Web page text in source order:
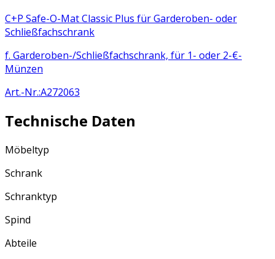
C+P Safe-O-Mat Classic Plus für Garderoben- oder
Schließfachschrank
f. Garderoben-/Schließfachschrank, für 1- oder 2-€-
Münzen
Art.-Nr.:A272063
Technische Daten
Möbeltyp
Schrank
Schranktyp
Spind
Abteile